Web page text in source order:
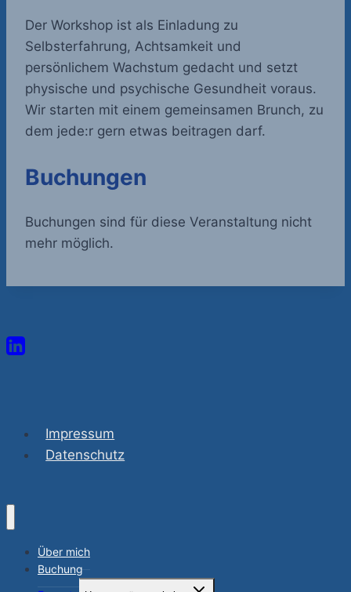
Der Workshop ist als Einladung zu
Selbsterfahrung, Achtsamkeit und
persönlichem Wachstum gedacht und setzt
physische und psychische Gesundheit voraus.
Wir starten mit einem gemeinsamen Brunch, zu
dem jede:r gern etwas beitragen darf.
Buchungen
Buchungen sind für diese Veranstaltung nicht
mehr möglich.
Impressum
Datenschutz
Über mich
Buchung